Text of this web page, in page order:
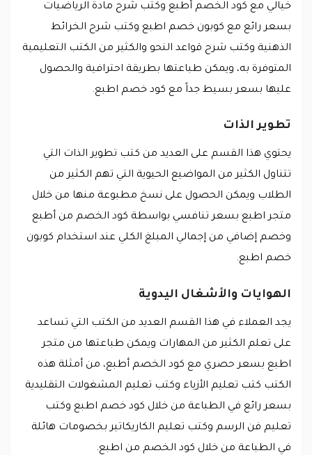
خيالي مع كود الخصم أطبع وكتب شرح مادة الرياضيات
بسعر رائع مع كوبون خصم اطبع وكتب شرح الخرائط
الذهنية وكتب شرح قواعد النحو والكثير من الكتب التعليمية
المتوفرة به، ويمكن طباعتها بطريقة احترافية والحصول
عليها بسعر بسيط جداً مع كود خصم اطبع.
تطوير الذات
يحتوي هذا القسم على العديد من كتب تطوير الذات التي
تتناول الكثير من المواضيع الحيوية التي تهم الكثير من
الطلاب ويمكن الحصول على نسخ مطبوعة منها من خلال
متجر اطبع بسعر تنافسي بواسطة كود الخصم من أطبع
وخصم إضافي من إجمالي المبلغ الكلي عند استخدام كوبون
خصم اطبع.
الهوايات والأشغال اليدوية
يجد العملاء في هذا القسم العديد من الكتب التي تساعد
على تعلم الكثير من المهارات ويمكن طباعتها من متجر
اطبع بسعر حصري مع كود الخصم أطبع، من أمثلة هذه
الكتب كتب تعليم الأزياء وكتب تعليم المشغولات التقليدية
بسعر رائع في الطباعة من خلال كود خصم اطبع وكتب
تعليم فن الرسم وكتب تعليم الكاريكاتير بخصومات هائلة
في الطباعة من خلال كود الخصم من اطبع.